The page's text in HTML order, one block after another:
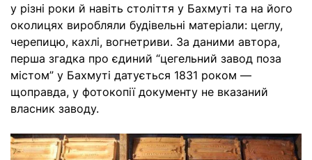
у різні роки й навіть століття у Бахмуті та на його
околицях виробляли будівельні матеріали: цеглу,
черепицю, кахлі, вогнетриви. За даними автора,
перша згадка про єдиний “цегельний завод поза
містом” у Бахмуті датується 1831 роком —
щоправда, у фотокопії документу не вказаний
власник заводу.